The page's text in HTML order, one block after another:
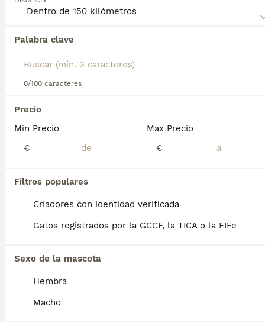
Palabra clave
0/100 caracteres
Precio
Min Precio
€
Max Precio
€
Filtros populares
Criadores con identidad verificada
Gatos registrados por la GCCF, la TICA o la FIFe
Sexo de la mascota
Hembra
Macho
Encontramos 0 Cartujo Gatos en adopcion en
Si deseas exactamente esta búsqueda guarda tu
búsqueda y espera el resultado perfecto:
Preguntas frecuentes
¿Cuánto vale un gato
cartujo?
El coste de adquisición de esta raza puede
reputación del criador y la ubicación
geográfica. Es fundamental acudir a
criadores responsables que garanticen la
Informarse bien y comparar opciones antes